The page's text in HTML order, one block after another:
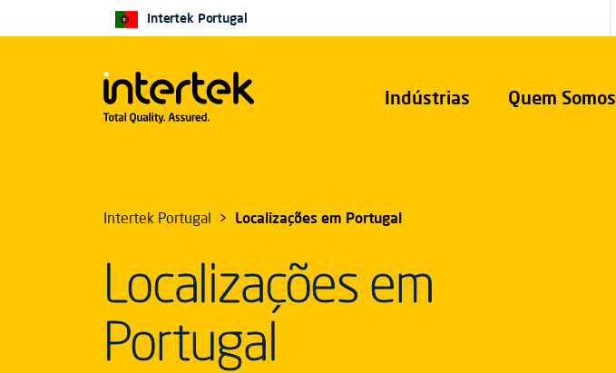
Indústrias Quem Somos
Intertek Portugal
Intertek Portugal Localizações em Portugal
Localizações em
Portugal